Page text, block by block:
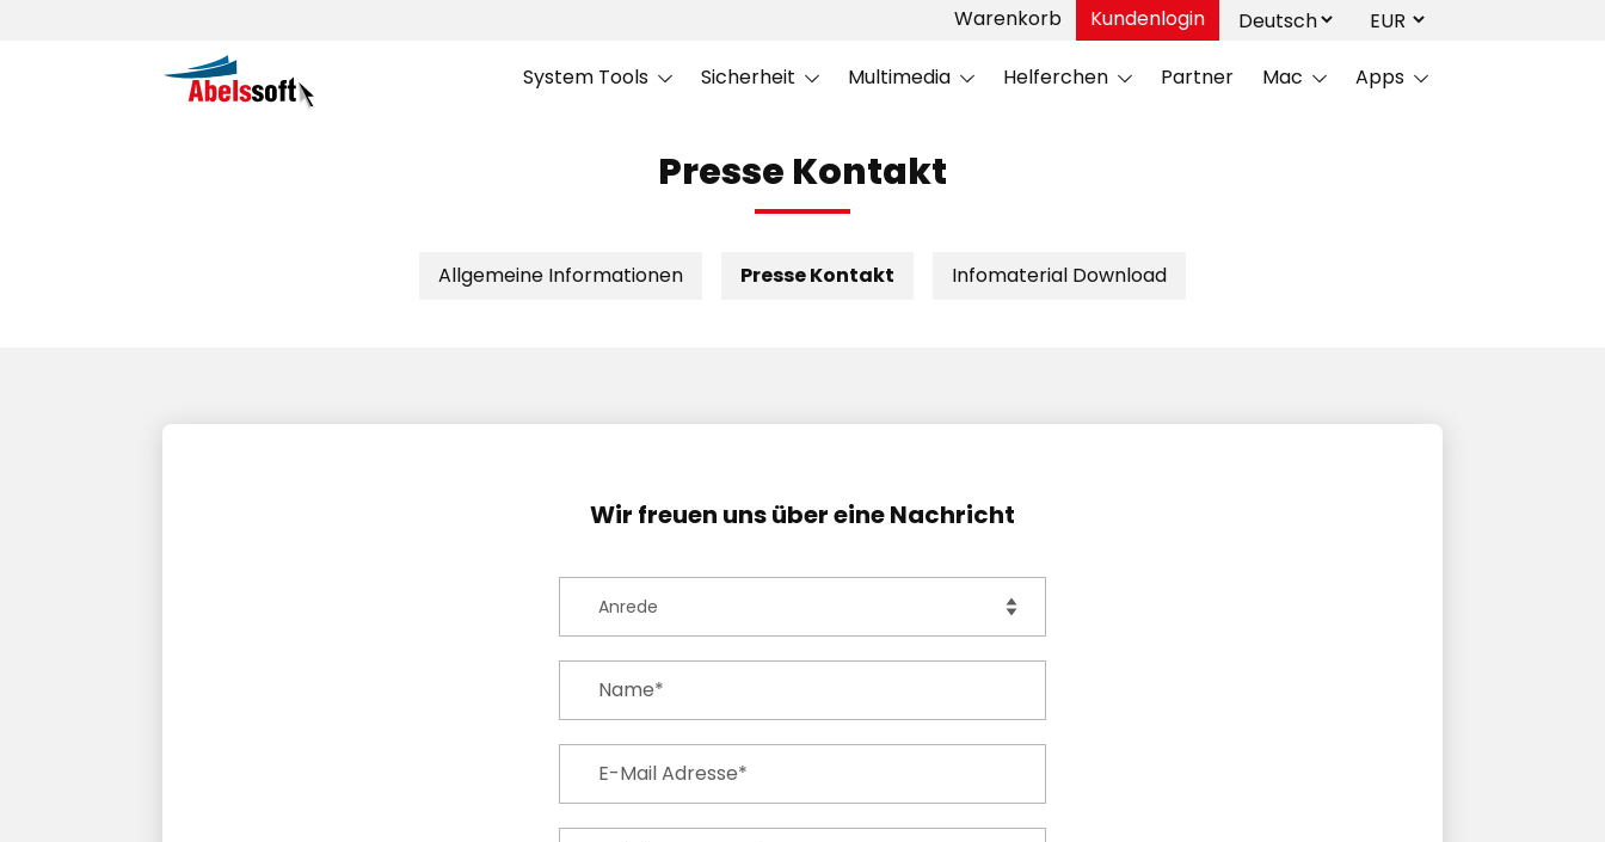
Warenkorb Kundenlogin
System Tools Sicherheit Multimedia Helferchen Partner Mac Apps
Presse Kontakt
Allgemeine Informationen Presse Kontakt Infomaterial Download
Wir freuen uns über eine Nachricht
Anrede
Name*
E-Mail Adresse*